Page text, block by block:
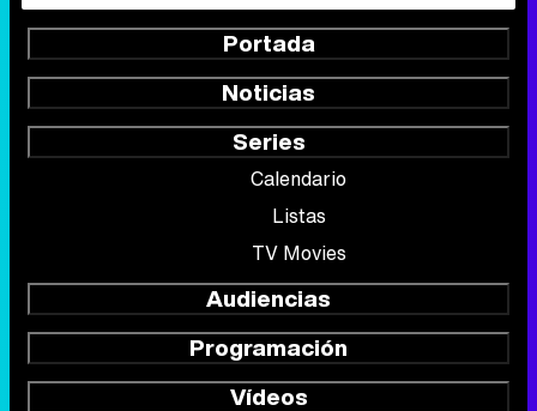
Portada
Noticias
Series
Calendario
Listas
TV Movies
Audiencias
Programación
Vídeos